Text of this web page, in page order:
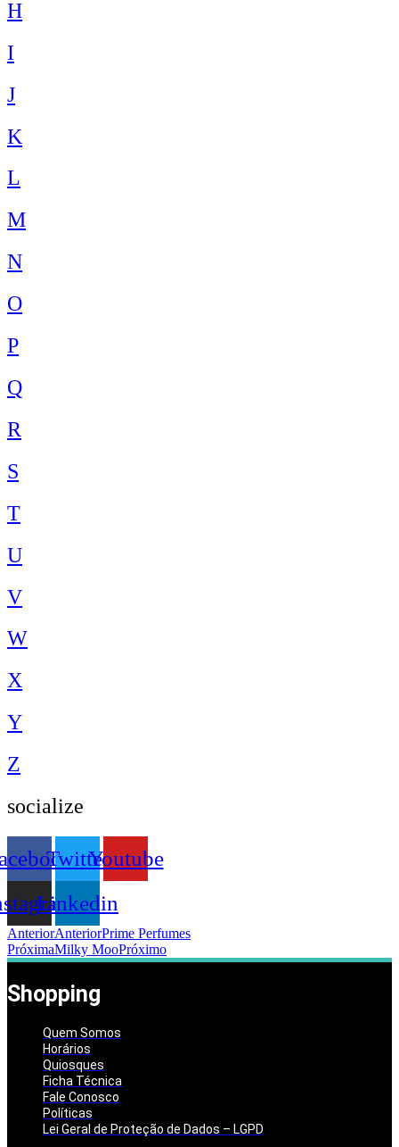
H
I
J
K
L
M
N
O
P
Q
R
S
T
U
V
W
X
Y
Z
socialize
TwitterYoutube
Linkedin
AnteriorAnteriorPrime Perfumes
PróximaMilky MooPróximo
Shopping
Quem Somos
Horários
Quiosques
Ficha Técnica
Fale Conosco
Políticas
Lei Geral de Proteção de Dados – LGPD